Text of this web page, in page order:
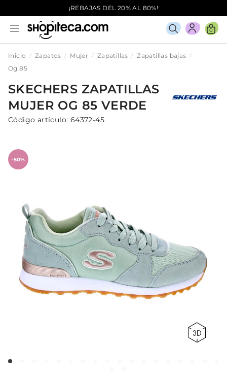
¡REBAJAS DEL 20% AL 80%!
0
Inicio Zapatos Mujer Zapatillas
Zapatillas bajas
Og 85
SKECHERS ZAPATILLAS
MUJER OG 85 VERDE
Código artículo: 64372-45
-50%